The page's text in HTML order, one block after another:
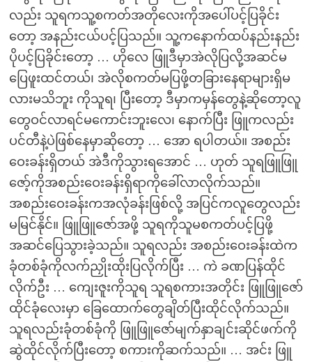
လည်း သူရကသူ့စကတ်အတိုလေးကိုအပေါ်ပင့်ပြခိုင်း
တော့ အနည်းငယ်ပင့်ပြသည်။ သူ့ကနောက်ထပ်နည်းနည်း
ပိုပင့်ပြခိုင်းတော့ … ဟိုလေ ဖြူဒီမှာအဲလိုပြလို့အဆင်မ
ပြေဖူးထင်တယ်၊ အဲလိုစကတ်မပြဖို့တခြားနေရာများရှိမ
လားမသိဘူး ကိုသူရ၊ ပြီးတော့ ဒီမှာကမှန်တွေနဲ့ဆိုတော့လူ
တွေဝင်လာရင်မကောင်းဘူးလေ၊ နောက်ပြီး ဖြူကလည်း
ပင်တီနဲ့ပဲဖြစ်နေမှာဆိုတော့ … အော ရပါတယ်။ အစည်း
ဝေးခန်းရှိတယ် အဲဒီကိုသွားရအောင် … ဟုတ် သူရဖြူဖြူ
ဇော့်ကိုအစည်းဝေးခန်းရှိရာကိုခေါ်လာလိုက်သည်။
အစည်းဝေးခန်းကအလုံခန်းဖြစ်လို့ အပြင်ကလူတွေလည်း
မမြင်နိုင်။ ဖြူဖြူဇော်အဖို့ သူရကိုသူမစကတ်ပင့်ပြဖို့
အဆင်ပြေသွားခဲ့သည်။ သူရလည်း အစည်းဝေးခန်းထဲက
ခုံတစ်ခုံကိုလက်ညှိုးထိုးပြလိုက်ပြီး … ကဲ ခဏပြန်ထိုင်
လိုက်ဦး … ကျေးဇူးကိုသူရ သူရစကားအတိုင်း ဖြူဖြူဇော်
ထိုင်ခုံလေးမှာ ခြေထောက်တွေချိတ်ပြီးထိုင်လိုက်သည်။
သူရလည်းခုံတစ်ခုံကို ဖြူဖြူဇော်မျက်နှာချင်းဆိုင်ဖက်ကို
ဆွဲထိုင်လိုက်ပြီးတော့ စကားကိုဆက်သည်။ … အင်း ဖြူ